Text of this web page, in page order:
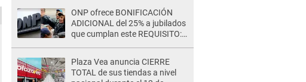
ONP ofrece BONIFICACIÓN
ADICIONAL del 25% a jubilados
que cumplan este REQUISITO:
Plaza Vea anuncia CIERRE
TOTAL de sus tiendas a nivel